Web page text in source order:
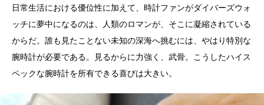
日常生活における優位性に加えて、時計ファンがダイバーズウォ
ッチに夢中になるのは、人類のロマンが、そこに凝縮されている
からだ。誰も見たことない未知の深海へ挑むには、やはり特別な
腕時計が必要である。見るからに力強く、武骨。こうしたハイス
ペックな腕時計を所有できる喜びは大きい。